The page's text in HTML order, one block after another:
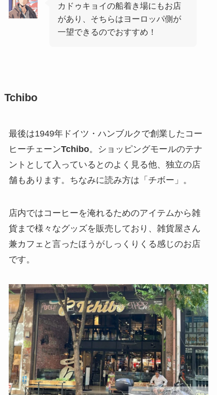
カドゥキョイの船着き場にもお店
があり、そちらはヨーロッパ側が
一望できるのでおすすめ！
Tchibo
最後は1949年ドイツ・ハンブルクで創業したコー
ヒーチェーンTchibo。ショッピングモールのテナ
ントとして入っているとのよく見る他、独立の店
舗もあります。ちなみに読み方は「チボー」。
店内ではコーヒーを淹れるためのアイテムから雑
貨まで様々なグッズを販売しており、雑貨屋さん
兼カフェと言ったほうがしっくりくる感じのお店
です。